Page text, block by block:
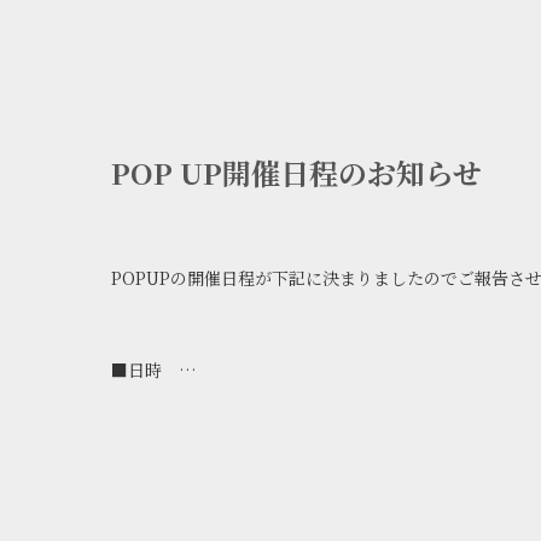
POP UP開催日程のお知らせ
POPUPの開催日程が下記に決まりましたのでご報告させ
■日時